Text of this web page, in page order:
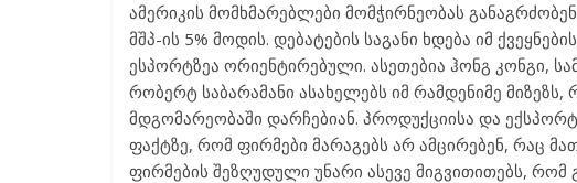
ამერიკის მომხმარებლები მომჭირნეობას
მშპ-ის 5% მოდის. დებატების საგანი ხდება იმ
ესპორტზეა ორიენტირებული. ასეთებია ჰონგ კონგი,
რობერტ საბარამანი ასახელებს იმ რამდენიმე
მდგომარეობაში დარჩებიან. პროდუქციისა და
ფაქტზე, რომ ფირმები მარაგებს არ ამცირებენ, რაც
ფირმების შეზღუდული უნარი ასევე მიგვითითებს, რომ